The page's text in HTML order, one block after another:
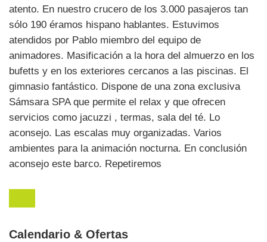
atento. En nuestro crucero de los 3.000 pasajeros tan
sólo 190 éramos hispano hablantes. Estuvimos
atendidos por Pablo miembro del equipo de
animadores. Masificación a la hora del almuerzo en los
bufetts y en los exteriores cercanos a las piscinas. El
gimnasio fantástico. Dispone de una zona exclusiva
Sámsara SPA que permite el relax y que ofrecen
servicios como jacuzzi , termas, sala del té. Lo
aconsejo. Las escalas muy organizadas. Varios
ambientes para la animación nocturna. En conclusión
aconsejo este barco. Repetiremos
Calendario & Ofertas